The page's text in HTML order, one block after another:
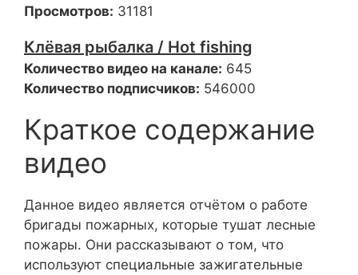
Просмотров: 31181
Клёвая рыбалка / Hot fishing
Количество видео на канале: 645
Количество подписчиков: 546000
Краткое содержание
видео
Данное видео является отчётом о работе
бригады пожарных, которые тушат лесные
пожары. Они рассказывают о том, что
используют специальные зажигательные